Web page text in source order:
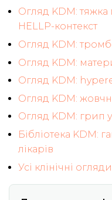
Огляд KDM: тяжка
HELLP-контекст
Огляд KDM:
Огляд KDM:
Огляд KDM:
Огляд KDM:
Огляд KDM: грип у
Бібліотека KDM:
лікарів
Усі клінічні